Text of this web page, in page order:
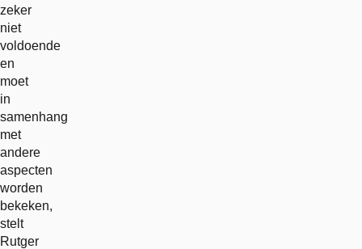
zeker
niet
voldoende
en
moet
in
samenhang
met
andere
aspecten
worden
bekeken,
stelt
Rutger